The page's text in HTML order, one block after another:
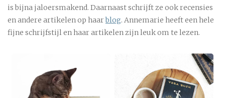
is bijna jaloersmakend. Daarnaast schrijft ze ook recensies
en andere artikelen op haarblog. Annemarie heeft een hele
fijne schrijfstijl en haar artikelen zijn leuk om te lezen.